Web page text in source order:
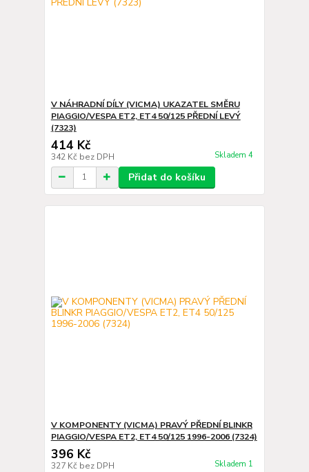
V NÁHRADNÍ DÍLY (VICMA) UKAZATEL SMĚRU
PIAGGIO/VESPA ET2, ET4 50/125 PŘEDNÍ LEVÝ
(7323)
414 Kč
342 Kč bez DPH Skladem 4
Přidat do košíku
V KOMPONENTY (VICMA) PRAVÝ PŘEDNÍ BLINKR
PIAGGIO/VESPA ET2, ET4 50/125 1996-2006 (7324)
396 Kč
327 Kč bez DPH Skladem 1